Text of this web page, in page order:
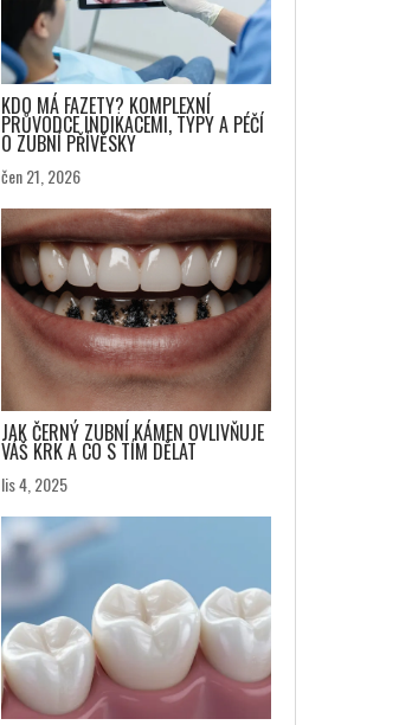
KDO MÁ FAZETY? KOMPLEXNÍ
PRŮVODCE INDIKACEMI, TYPY A PÉČÍ
O ZUBNÍ PŘÍVĚSKY
čen 21, 2026
JAK ČERNÝ ZUBNÍ KÁMEN OVLIVŇUJE
VÁŠ KRK A CO S TÍM DĚLAT
lis 4, 2025